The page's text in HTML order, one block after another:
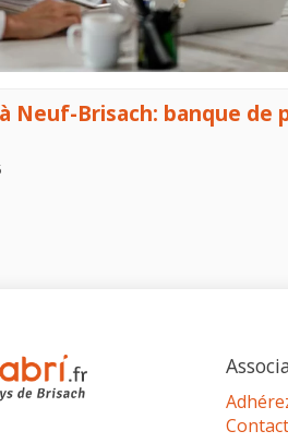
à Neuf-Brisach: banque de